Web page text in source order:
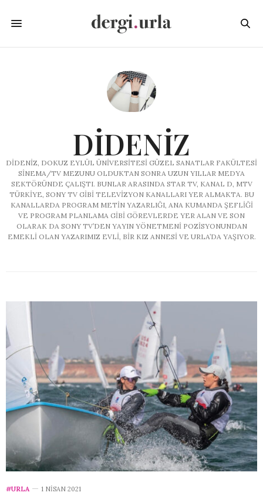
DIDENIZ
DIDENIZ, DOKUZ EYLÜL ÜNIVERSITESI GÜZEL SANATLAR FAKÜLTESI
SINEMA/TV MEZUNU OLDUKTAN SONRA UZUN YILLAR MEDYA
SEKTÖRÜNDE ÇALIŞTI. BUNLAR ARASINDA STAR TV, KANAL D, MTV
TÜRKIYE, SONY TV GIBI TELEVIZYON KANALLARI YER ALMAKTA. BU
KANALLARDA PROGRAM METIN YAZARLIĞI, ANA KUMANDA ŞEFLIĞI
VE PROGRAM PLANLAMA GIBI GÖREVLERDE YER ALAN VE SON
OLARAK DA SONY TV’DEN YAYIN YÖNETMENI POZISYONUNDAN
EMEKLI OLAN YAZARIMIZ EVLI, BIR KIZ ANNESI VE URLA’DA YAŞIYOR.
#URLA 1 NISAN 2021